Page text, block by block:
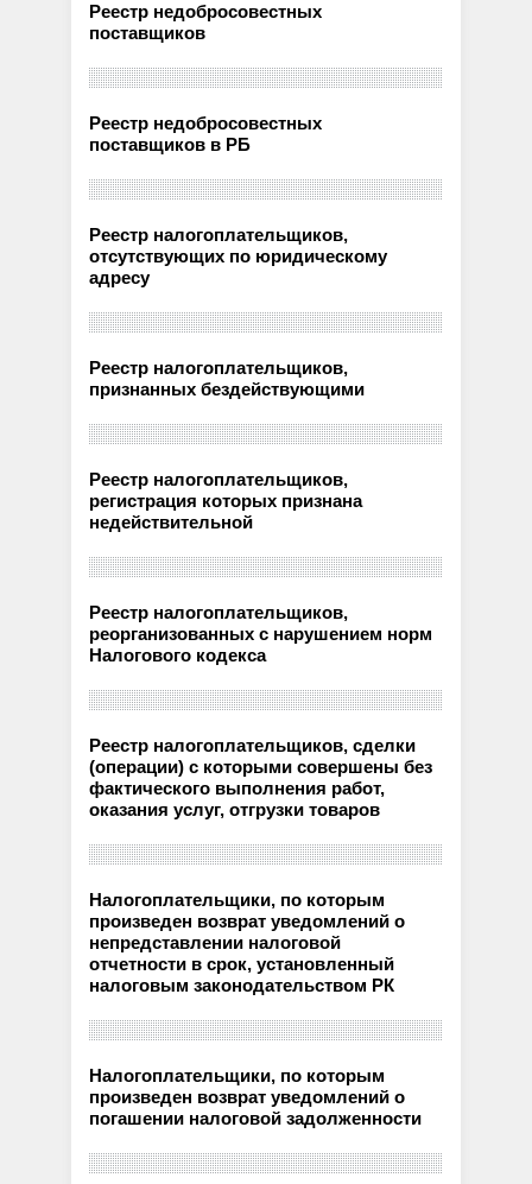
Реестр недобросовестных
поставщиков
Реестр недобросовестных
поставщиков в РБ
Реестр налогоплательщиков,
отсутствующих по юридическому
адресу
Реестр налогоплательщиков,
признанных бездействующими
Реестр налогоплательщиков,
регистрация которых признана
недействительной
Реестр налогоплательщиков,
реорганизованных с нарушением норм
Налогового кодекса
Реестр налогоплательщиков, сделки
(операции) с которыми совершены без
фактического выполнения работ,
оказания услуг, отгрузки товаров
Налогоплательщики, по которым
произведен возврат уведомлений о
непредставлении налоговой
отчетности в срок, установленный
налоговым законодательством РК
Налогоплательщики, по которым
произведен возврат уведомлений о
погашении налоговой задолженности